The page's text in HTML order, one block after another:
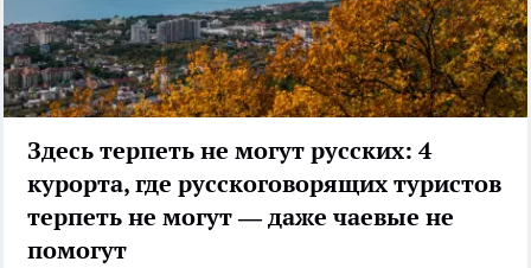
Здесь терпеть не могут русских: 4
курорта, где русскоговорящих туристов
терпеть не могут — даже чаевые не
помогут